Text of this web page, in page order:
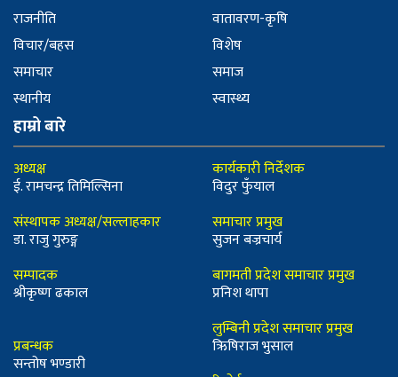
राजनीति
वातावरण-कृषि
विचार/बहस
विशेष
समाचार
समाज
स्थानीय
स्वास्थ्य
हाम्रो बारे
अध्यक्ष
ई. रामचन्द्र तिमिल्सिना
संस्थापक अध्यक्ष/सल्लाहकार
डा. राजु गुरुङ्ग
सम्पादक
श्रीकृष्ण ढकाल
प्रबन्धक
सन्तोष भण्डारी
कार्यकारी निर्देशक
विदुर फुँयाल
समाचार प्रमुख
सुजन बज्रचार्य
बागमती प्रदेश समाचार प्रमुख
प्रनिश थापा
लुम्बिनी प्रदेश समाचार प्रमुख
ऋिषिराज भुसाल